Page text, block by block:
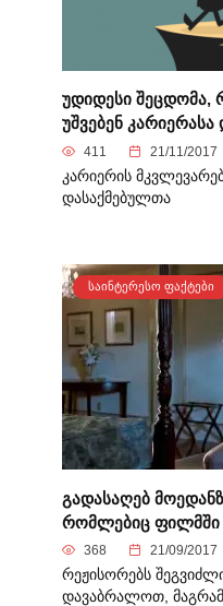
უდიდესი შეცდომა,
უშვებენ
411 21/11/2017
კარიერის
დასაქმებულთა
ᲡᲐᲘᲜᲢᲔᲠᲔᲡᲝ ᲤᲐᲥᲢᲔᲑᲘ
გადასაღებ
რომლებიც
368 21/09/2017
რეჟისორებს
დავაბრალოთ, მაგრამ